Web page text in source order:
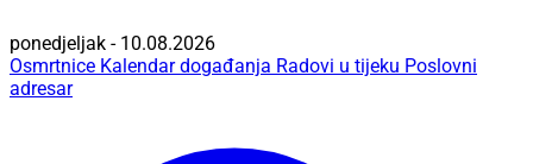
ponedjeljak - 10.08.2026
Osmrtnice Kalendar događanja Radovi u tijeku Poslovni
adresar